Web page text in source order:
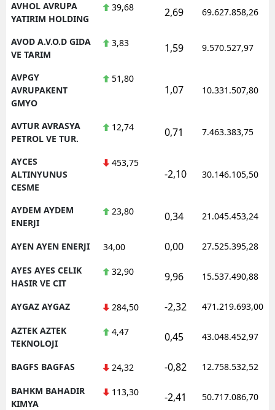
AVHOL AVRUPA
YATIRIM HOLDING
39,68 2,69 69.627.858,26
AVOD A.V.O.D GIDA
VE TARIM
3,83 1,59 9.570.527,97
AVPGY
AVRUPAKENT
GMYO
51,80
1,07 10.331.507,80
AVTUR AVRASYA
PETROL VE TUR.
12,74 0,71 7.463.383,75
AYCES
ALTINYUNUS
CESME
453,75
-2,10 30.146.105,50
AYDEM AYDEM
ENERJI
23,80 0,34 21.045.453,24
AYEN AYEN ENERJI 34,00 0,00 27.525.395,28
AYES AYES CELIK
HASIR VE CIT
32,90 9,96 15.537.490,88
AYGAZ AYGAZ 284,50 -2,32 471.219.693,00
AZTEK AZTEK
TEKNOLOJI
4,47 0,45 43.048.452,97
BAGFS BAGFAS 24,32 -0,82 12.758.532,52
BAHKM BAHADIR
KIMYA
113,30 -2,41 50.717.086,70